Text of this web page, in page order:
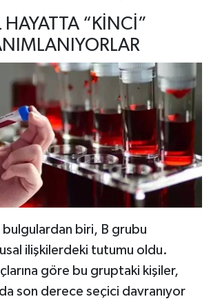
HAYATTA “KİNCİ”
bulgulardan biri, B grubu
ilişkilerdeki tutumu oldu.
göre bu gruptaki kişiler,
son derece seçici davranıyor